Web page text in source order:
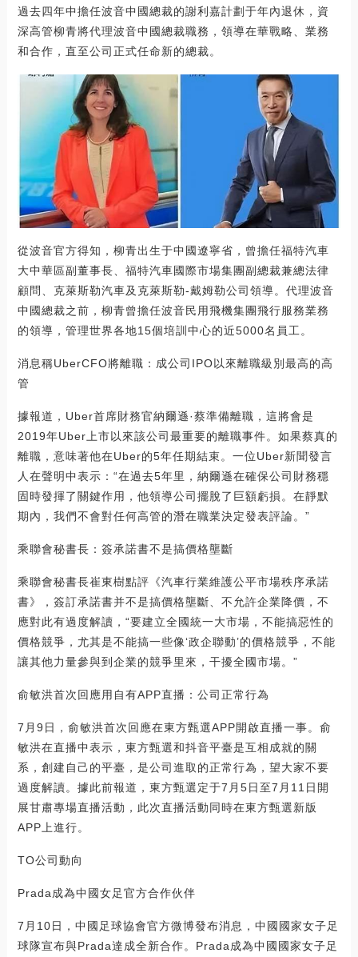
過去四年中擔任波音中國總裁的謝利嘉計劃于年內退休，資
深高管柳青將代理波音中國總裁職務，領導在華戰略、業務
和合作，直至公司正式任命新的總裁。
從波音官方得知，柳青出生于中國遼寧省，曾擔任福特汽車
大中華區副董事長、福特汽車國際市場集團副總裁兼總法律
顧問、克萊斯勒汽車及克萊斯勒-戴姆勒公司領導。代理波音
中國總裁之前，柳青曾擔任波音民用飛機集團飛行服務業務
的領導，管理世界各地15個培訓中心的近5000名員工。
消息稱UberCFO將離職：成公司IPO以來離職級別最高的高
管
據報道，Uber首席財務官納爾遜·蔡準備離職，這將會是
2019年Uber上市以來該公司最重要的離職事件。如果蔡真的
離職，意味著他在Uber的5年任期結束。一位Uber新聞發言
人在聲明中表示：“在過去5年里，納爾遜在確保公司財務穩
固時發揮了關鍵作用，他領導公司擺脫了巨額虧損。在靜默
期內，我們不會對任何高管的潛在職業決定發表評論。”
乘聯會秘書長：簽承諾書不是搞價格壟斷
乘聯會秘書長崔東樹點評《汽車行業維護公平市場秩序承諾
書》，簽訂承諾書并不是搞價格壟斷、不允許企業降價，不
應對此有過度解讀，“要建立全國統一大市場，不能搞惡性的
價格競爭，尤其是不能搞一些像‘政企聯動’的價格競爭，不能
讓其他力量參與到企業的競爭里來，干擾全國市場。”
俞敏洪首次回應用自有APP直播：公司正常行為
7月9日，俞敏洪首次回應在東方甄選APP開啟直播一事。俞
敏洪在直播中表示，東方甄選和抖音平臺是互相成就的關
系，創建自己的平臺，是公司進取的正常行為，望大家不要
過度解讀。據此前報道，東方甄選定于7月5日至7月11日開
展甘肅專場直播活動，此次直播活動同時在東方甄選新版
APP上進行。
TO公司動向
Prada成為中國女足官方合作伙伴
7月10日，中國足球協會官方微博發布消息，中國國家女子足
球隊宣布與Prada達成全新合作。Prada成為中國國家女子足